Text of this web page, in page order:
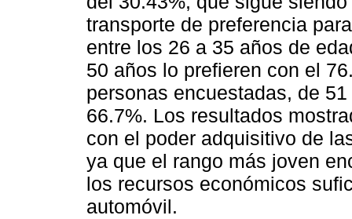
transporte de preferencia
entre los 26 a 35 años de
50 años lo prefieren con el
personas encuestadas, de
66.7%. Los resultados
con el poder adquisitivo de
ya que el rango más joven
los recursos económicos
automóvil.